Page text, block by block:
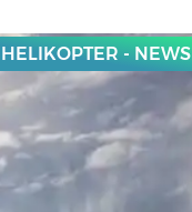
HELIKOPTER - NEWS